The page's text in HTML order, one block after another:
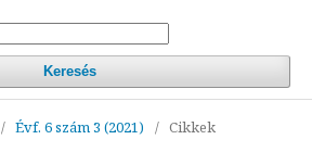
Keresés
/ Évf. 6 szám 3 (2021) / Cikkek